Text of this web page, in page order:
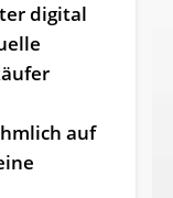
digital
auf